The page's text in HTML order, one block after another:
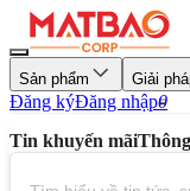
Sản phẩm Giải
Đăng kýĐăng nhập0
Tin khuyến mãi